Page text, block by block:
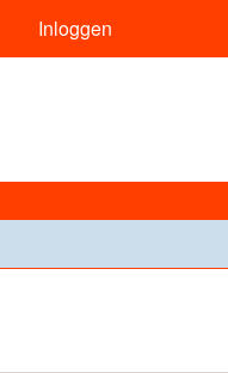
Inloggen